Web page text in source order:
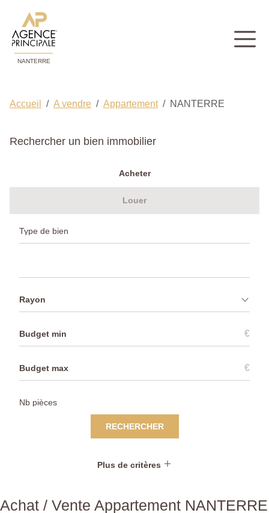
NANTERRE
Accueil A vendre Appartement NANTERRE
Rechercher un bien immobilier
Acheter
Louer
Rayon
€
€
RECHERCHER
Plus de critères
Achat / Vente Appartement NANTERRE